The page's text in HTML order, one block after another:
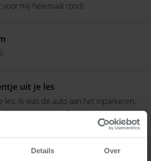
Details Over
voor mij helemaal rond!
uit je les
les: ik was de auto aan het inparkeren,
helemaal lukken. Zegt een
hoop dat je beter kunt dansen dan dat je